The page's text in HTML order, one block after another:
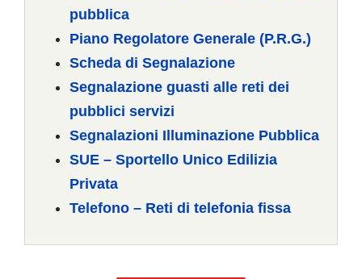
pubblica
Piano Regolatore Generale (P.R.G.)
Scheda di Segnalazione
Segnalazione guasti alle reti dei
pubblici servizi
Segnalazioni Illuminazione Pubblica
SUE – Sportello Unico Edilizia
Privata
Telefono – Reti di telefonia fissa